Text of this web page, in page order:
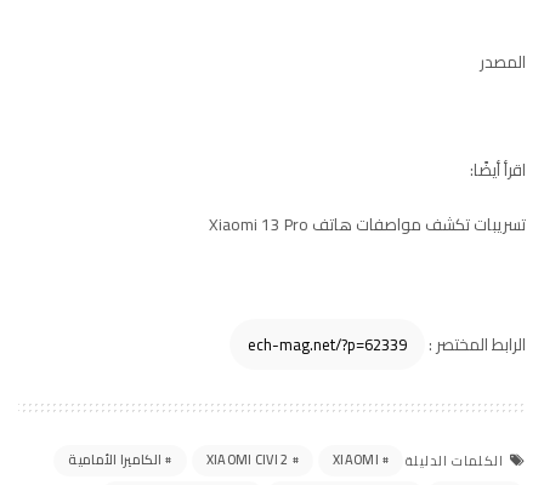
المصدر
اقرأ أيضًا:
تسريبات تكشف مواصفات هاتف Xiaomi 13 Pro
الرابط المختصر :
الكلمات الدليلة XIAOMI
XIAOMI CIVI 2
الكاميرا الأمامية